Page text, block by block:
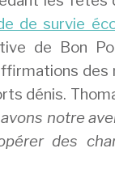
de survie
de Bon
des
dénis.
notre
des